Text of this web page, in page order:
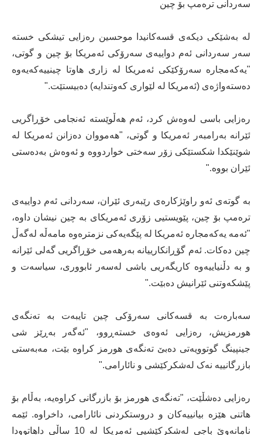
سەردانی ترەمپ بۆ چین
لە بەشێکی دیکەی قسەکانیدا موحسین رەزایی تیشکی خستە
سەر سەردانی ئەم دواییەی سەرۆکی ئەمریکا بۆ چین و گوتی،
"یەکەمجارە سەرۆکێکی ئەمریکا لە زاری هاوتا چینییەکەیەوە
دەستەواژەی (ئەمریکا لە لێواری کەوتندایە) دەبیستێت."
رەزایی باسی لەوەش کرد، ئەم هەڵوێستە ئەنجامی خۆڕاگریی
ئێرانە بەرامبەر ئەمریکا و گوتی، "هەمووان دەزانن ئەمریکا لە
شوێنێکدا شکستێکی زۆر سەختی خواردووە و ئەوەش بەدەستی
ئێران بووە."
بە گوتەی ئەو راوێژکارەی رێبەری ئێران، سەردانی ئەم دواییەی
ترەمپ بۆ چین، پێویستیی زۆری ئەمریکای بە چین نیشان داوە،
"ئەمە یەکەمجارە ئەمریکا لە پێگەیەکی نزمترەوە مامەڵە لەگەڵ
چین دەکات. ئەم گۆڕانکارییانە بەرهەمی خۆڕاگریی گەلی ئێرانە
و بە دڵنیاییەوە کاریگەریی باشی لەسەر ئابووری، سیاسەت و
پێشکەوتنی ئێرانیش دەبێت."
سەبارەت بە قسەکانی سەرۆکی چین تایبەت بە تەنگەی
هورمزیش، رەزایی ئەوەی خستەڕوو، "ئەگەر بەڕێز شی
جینپینگ گوتوویەتی دەبێ تەنگەی هورمز کراوە بێت، مەبەستی
بازرگانییە نەک لەشکرکێشی و نائارامی."
رەزایی دەشڵێت، "تەنگەی هورمز بۆ بازرگانی کراوەیە، بەڵام بۆ
هاتنی هێزە بیانییەکان و دروستکردنی نائارامی، داخراوە. ئێمە
نامانەوێ باجی لەشکرکێشیی ئەمریکا لە 10 ساڵی داهاتوودا